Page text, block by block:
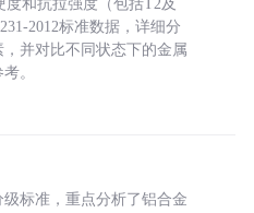
和抗拉强度（包括T2及
2012标准数据，详细分
并对比不同状态下的金属
。
标准，重点分析了铝合金